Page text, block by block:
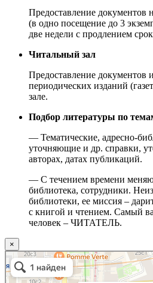
Предоставление документов
(в одно посещение до 3
две недели с продлением
Читальный зал
Предоставление документов
периодических изданий
зале.
Подбор литературы по
— Тематические, адресно-
уточняющие и др. справки,
авторах, датах публикаций.
— С течением времени
библиотека, сотрудники.
библиотеки, ее миссия –
с книгой и чтением. Самый
человек – ЧИТАТЕЛЬ.
×
Москва
Малый Татарский переулок, 8 на карте
Яндекс.Карты